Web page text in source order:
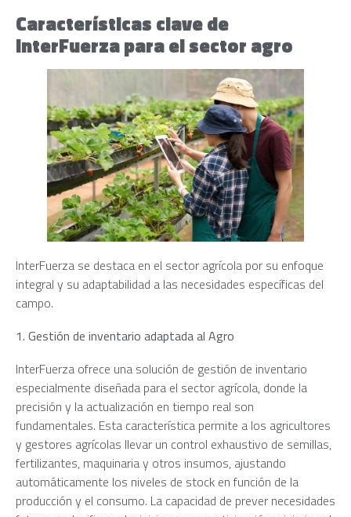
Características clave de
InterFuerza para el sector agro
InterFuerza se destaca en el sector agrícola por su enfoque
integral y su adaptabilidad a las necesidades específicas del
campo.
1. Gestión de inventario adaptada al Agro
InterFuerza ofrece una solución de gestión de inventario
especialmente diseñada para el sector agrícola, donde la
precisión y la actualización en tiempo real son
fundamentales. Esta característica permite a los agricultores
y gestores agrícolas llevar un control exhaustivo de semillas,
fertilizantes, maquinaria y otros insumos, ajustando
automáticamente los niveles de stock en función de la
producción y el consumo. La capacidad de prever necesidades